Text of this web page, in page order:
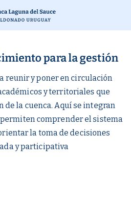
para la gestión
reunir y poner en circulación
y territoriales que
de la cuenca. Aquí se integran
comprender el sistema
la toma de decisiones
y participativa